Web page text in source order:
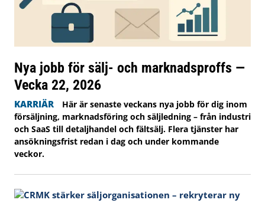
Nya jobb för sälj- och marknadsproffs —
Vecka 22, 2026
KARRIÄR
Här är senaste veckans nya jobb för dig inom
försäljning, marknadsföring och säljledning – från industri
och SaaS till detaljhandel och fältsälj. Flera tjänster har
ansökningsfrist redan i dag och under kommande
veckor.